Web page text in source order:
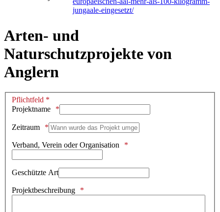
jungaale-eingesetzt/
Arten- und
Naturschutzprojekte von
Anglern
Pflichtfeld *
Projektname
Zeitraum
Verband, Verein oder Organisation
Geschützte Art
Projektbeschreibung